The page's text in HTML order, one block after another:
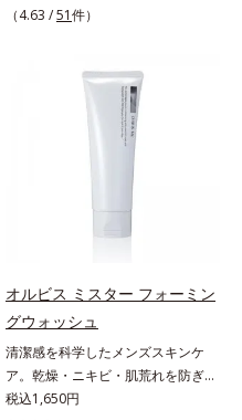
の詳しい情報は商品ページをご覧く
分性の清潔感、爽やかさ、若々しさの
であること(*2)を業界で初めて発見
(*3)。ニキビ・肌荒れ予防有効成分
と保湿成分を新たに配合。これまで
の乾燥・テカリへのケアはそのまま
ローチする進化を遂げました。うる
アイテム同士をなじみやすくする
「うるおいコネクト設計」を採用。
8アイテム分の機能を3ステップに集
約し、よりシンプルなお手入れで、
ハリ・ツヤのある好印象な清潔透明
肌(*1)へ導きます。*1 うるおいによ
（4.63 /51件）
オルビス ミスター フォーミン
グウォッシュ
清潔感を科学したメンズスキンケ
ア。乾燥・ニキビ・肌荒れを防ぎハ
リ・ツヤのある、好印象な清潔透明
税込1,650円